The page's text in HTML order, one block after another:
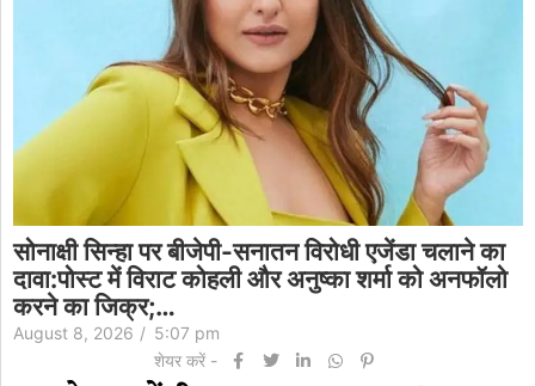
सोनाक्षी सिन्हा पर बीजेपी-सनातन विरोधी एजेंडा चलाने का
दावा:पोस्ट में विराट कोहली और अनुष्का शर्मा को अनफॉलो
करने का जिक्र;…
August 8, 2026 / 5:07 pm
शेयर करें -